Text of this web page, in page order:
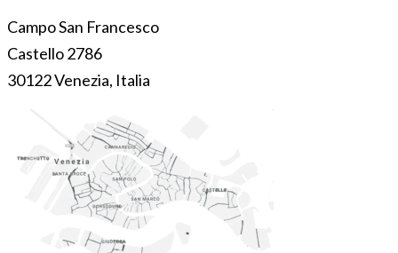
Campo San Francesco
Castello 2786
30122 Venezia, Italia